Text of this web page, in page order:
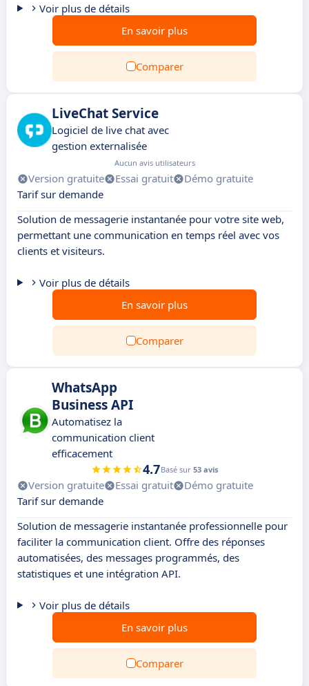
Voir plus de détails
En savoir plus
Comparer
LiveChat Service
Logiciel de live chat avec
gestion externalisée
Aucun avis utilisateurs
Version gratuite Essai gratuit
Démo gratuite
Tarif sur demande
Solution de messagerie instantanée pour votre site web,
permettant une communication en temps réel avec vos
clients et visiteurs.
Voir plus de détails
En savoir plus
Comparer
WhatsApp
Business API
Automatisez la
communication client
efficacement
4.7Basé sur 53 avis
Version gratuite Essai gratuit
Démo gratuite
Tarif sur demande
Solution de messagerie instantanée professionnelle pour
faciliter la communication client. Offre des réponses
automatisées, des messages programmés, des
statistiques et une intégration API.
Voir plus de détails
En savoir plus
Comparer